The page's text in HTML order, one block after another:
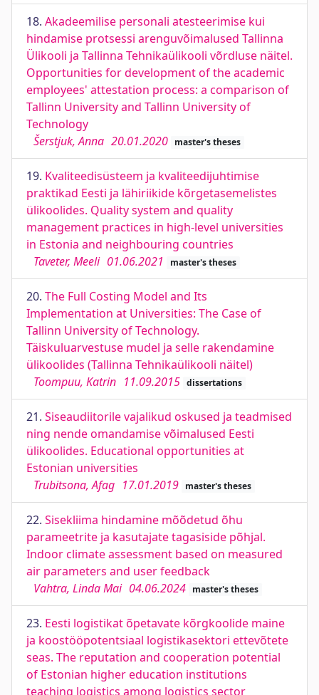
18. Akadeemilise personali atesteerimise kui
hindamise protsessi arenguvõimalused Tallinna
Ülikooli ja Tallinna Tehnikaülikooli võrdluse näitel.
Opportunities for development of the academic
employees' attestation process: a comparison of
Tallinn University and Tallinn University of
Technology
Šerstjuk, Anna 20.01.2020 master's theses
19. Kvaliteedisüsteem ja kvaliteedijuhtimise
praktikad Eesti ja lähiriikide kõrgetasemelistes
ülikoolides. Quality system and quality
management practices in high-level universities
in Estonia and neighbouring countries
Taveter, Meeli 01.06.2021 master's theses
20. The Full Costing Model and Its
Implementation at Universities: The Case of
Tallinn University of Technology.
Täiskuluarvestuse mudel ja selle rakendamine
ülikoolides (Tallinna Tehnikaülikooli näitel)
Toompuu, Katrin 11.09.2015 dissertations
21. Siseaudiitorile vajalikud oskused ja teadmised
ning nende omandamise võimalused Eesti
ülikoolides. Educational opportunities at
Estonian universities
Trubitsona, Afag 17.01.2019 master's theses
22. Sisekliima hindamine mõõdetud õhu
parameetrite ja kasutajate tagasiside põhjal.
Indoor climate assessment based on measured
air parameters and user feedback
Vahtra, Linda Mai 04.06.2024 master's theses
23. Eesti logistikat õpetavate kõrgkoolide maine
ja koostööpotentsiaal logistikasektori ettevõtete
seas. The reputation and cooperation potential
of Estonian higher education institutions
teaching logistics among logistics sector